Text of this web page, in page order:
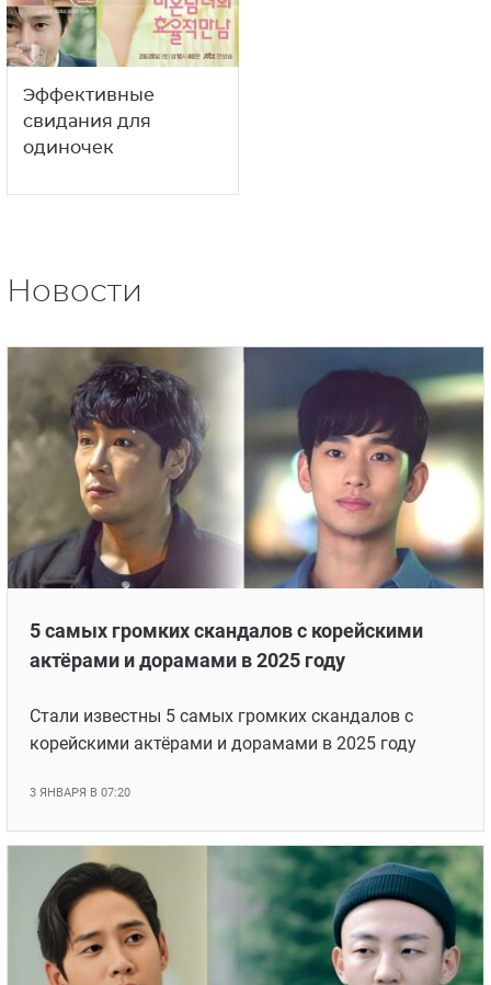
Эффективные
свидания для
одиночек
Новости
5 самых громких скандалов с корейскими
актёрами и дорамами в 2025 году
Стали известны 5 самых громких скандалов с
корейскими актёрами и дорамами в 2025 году
3 ЯНВАРЯ В 07:20